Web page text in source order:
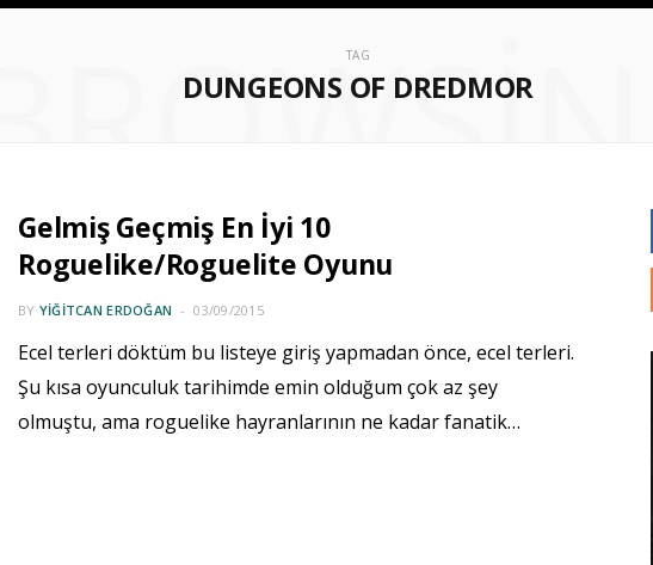
TAG
DUNGEONS OF DREDMOR
BROWSING
Gelmiş Geçmiş En İyi 10
Roguelike/Roguelite Oyunu
BY YIĞITCAN ERDOĞAN 03/09/2015
Ecel terleri döktüm bu listeye giriş yapmadan önce, ecel terleri.
Şu kısa oyunculuk tarihimde emin olduğum çok az şey
olmuştu, ama roguelike hayranlarının ne kadar fanatik…